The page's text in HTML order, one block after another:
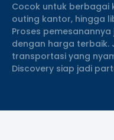
Cocok untuk berbagai
outing kantor, hingga
Proses
dengan harga terbaik.
transportasi yang
Discovery siap jadi